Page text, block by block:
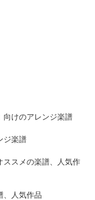
向けのアレンジ楽譜
ジ楽譜
ススメの楽譜、人気作
、人気作品